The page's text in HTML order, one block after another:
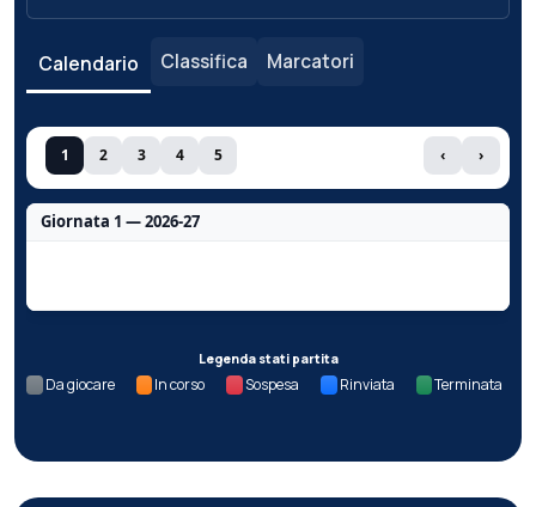
Calendario Classifica Marcatori
1 2 3 4 5 ‹ ›
Giornata 1 — 2026-27
Legenda stati partita
Da giocare In corso Sospesa Rinviata Terminata